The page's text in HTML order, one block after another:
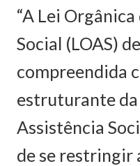
“A Lei
Social (LOAS)
compreendida
estruturante
Assistência
de se restringir